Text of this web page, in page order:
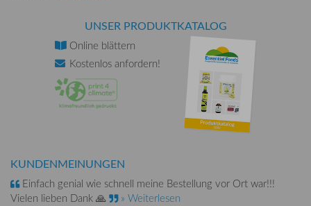
UNSER PRODUKTKATALOG
Online blättern
Kostenlos anfordern!
KUNDENMEINUNGEN
Einfach genial wie schnell meine Bestellung vor Ort war!!!
Vielen lieben Dank 🙏
» Weiterlesen